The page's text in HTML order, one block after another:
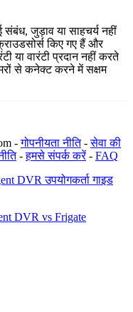
जुड़ाव या साहचर्य नहीं
किए गए हैं और
या वारंटी प्रदान नहीं करते
से कनेक्ट करने में सक्षम
-गोपनीयता नीति-सेवा की
-हमसे संपर्क करें- FAQ
DVR उपयोगकर्ता गाइड
DVR vs Frigate